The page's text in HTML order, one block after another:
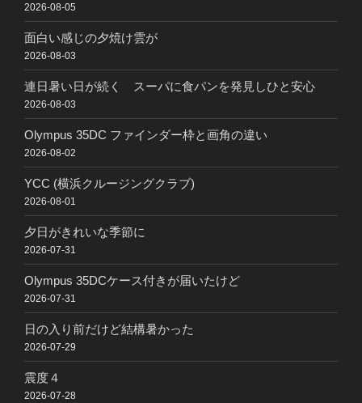
2026-08-05
面白い感じの夕焼け雲が
2026-08-03
連日暑い日が続く スーパに食パンを発見しひと安心
2026-08-03
Olympus 35DC ファインダー枠と画角の違い
2026-08-02
YCC (横浜クルージングクラブ)
2026-08-01
夕日がきれいな季節に
2026-07-31
Olympus 35DCケース付きが届いたけど
2026-07-31
日の入り前だけど結構暑かった
2026-07-29
震度４
2026-07-28